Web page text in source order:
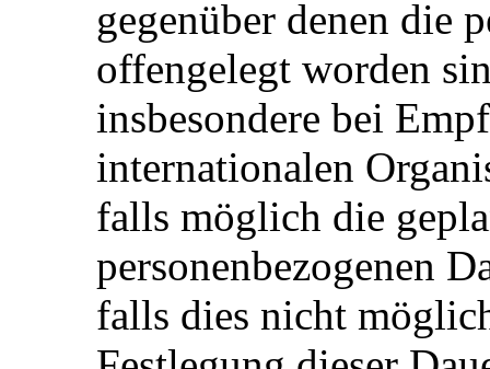
gegenüber denen die
offengelegt worden
insbesondere bei
internationalen
falls möglich die
personenbezogenen
falls dies nicht